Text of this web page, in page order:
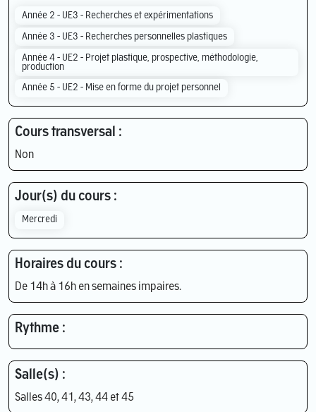
Année 2 - UE3 - Recherches et expérimentations
Année 3 - UE3 - Recherches personnelles plastiques
Année 4 - UE2 - Projet plastique, prospective, méthodologie,
production
Année 5 - UE2 - Mise en forme du projet personnel
Cours transversal :
Non
Jour(s) du cours :
Mercredi
Horaires du cours :
De 14h à 16h en semaines impaires.
Rythme :
Salle(s) :
Salles 40, 41, 43, 44 et 45